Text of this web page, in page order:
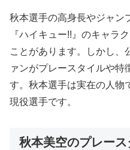
秋本選手の高身長やジャン
『ハイキュー!!』のキャラ
ことがあります。しかし、
ァンがプレースタイルや特
す。秋本選手は実在の人物
現役選手です。
秋本美空のプレー